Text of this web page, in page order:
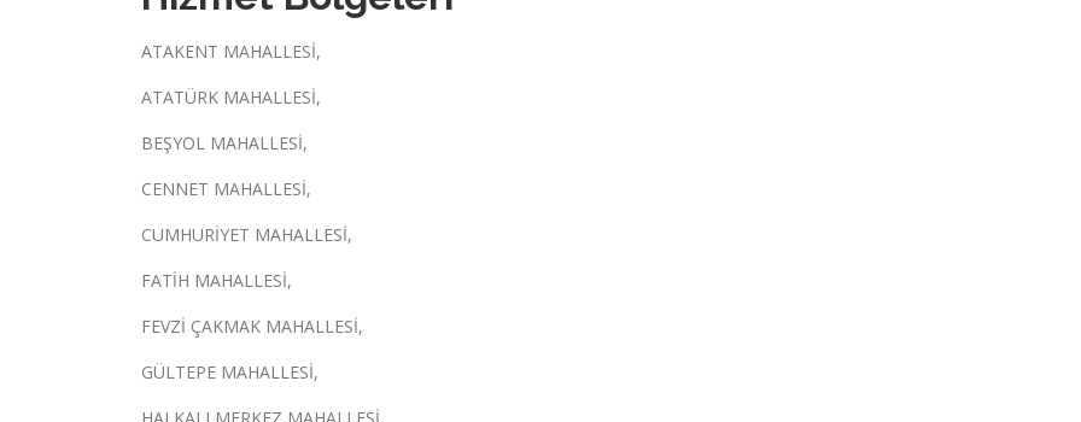
ATAKENT MAHALLESİ,
ATATÜRK MAHALLESİ,
BEŞYOL MAHALLESİ,
CENNET MAHALLESİ,
CUMHURİYET MAHALLESİ,
FATİH MAHALLESİ,
FEVZİ ÇAKMAK MAHALLESİ,
GÜLTEPE MAHALLESİ,